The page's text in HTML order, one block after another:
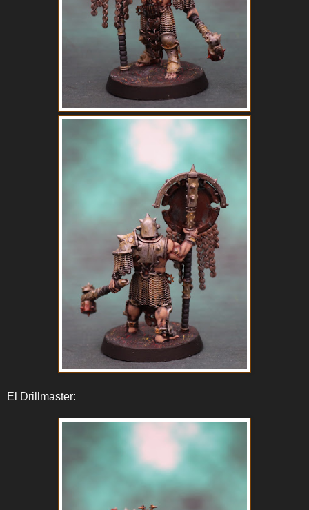
El Drillmaster: